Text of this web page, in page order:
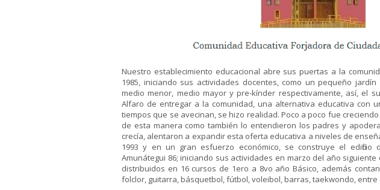
Nuestro establecimiento educacional abre sus puertas a la
1985, iniciando sus actividades docentes, como un pequeño
medio menor, medio mayor y pre-kínder respectivamente, así, el
Alfaro de entregar a la comunidad, una alternativa educativa con
tiempos que se avecinan, se hizo realidad. Poco a poco fue
de esta manera como también lo entendieron los padres y
crecía, alentaron a expandir esta oferta educativa a niveles de
1993 y en un gran esfuerzo económico, se construye el edificio
Amunátegui 86; iniciando sus actividades en marzo del año
distribuidos en 16 cursos de 1ero a 8vo año Básico, además
folclor, guitarra, básquetbol, fútbol, voleibol, barras, taekwondo, entre